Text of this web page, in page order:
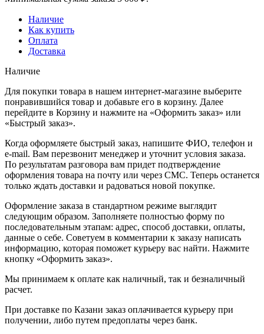
Наличие
Как купить
Оплата
Доставка
Наличие
Для покупки товара в нашем интернет-магазине выберите
понравившийся товар и добавьте его в корзину. Далее
перейдите в Корзину и нажмите на «Оформить заказ» или
«Быстрый заказ».
Когда оформляете быстрый заказ, напишите ФИО, телефон и
e-mail. Вам перезвонит менеджер и уточнит условия заказа.
По результатам разговора вам придет подтверждение
оформления товара на почту или через СМС. Теперь останется
только ждать доставки и радоваться новой покупке.
Оформление заказа в стандартном режиме выглядит
следующим образом. Заполняете полностью форму по
последовательным этапам: адрес, способ доставки, оплаты,
данные о себе. Советуем в комментарии к заказу написать
информацию, которая поможет курьеру вас найти. Нажмите
кнопку «Оформить заказ».
Мы принимаем к оплате как наличный, так и безналичный
расчет.
При доставке по Казани заказ оплачивается курьеру при
получении, либо путем предоплаты через банк.